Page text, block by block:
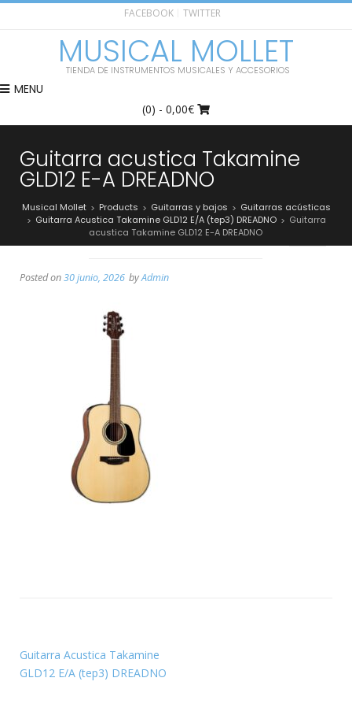
FACEBOOK TWITTER
MUSICAL MOLLET
TIENDA DE INSTRUMENTOS MUSICALES Y ACCESORIOS
MENU
(0) - 0,00€
Guitarra acustica Takamine
GLD12 E-A DREADNO
Musical Mollet > Products > Guitarras y bajos > Guitarras acústicas
> Guitarra Acustica Takamine GLD12 E/A (tep3) DREADNO > Guitarra
acustica Takamine GLD12 E-A DREADNO
Posted on30 junio, 2026 byAdmin
Guitarra Acustica Takamine
GLD12 E/A (tep3) DREADNO